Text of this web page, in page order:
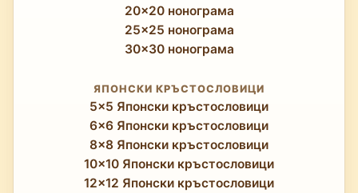
20x20 нонограма
25x25 нонограма
30x30 нонограма
ЯПОНСКИ КРЪСТОСЛОВИЦИ
5x5 Японски кръстословици
6x6 Японски кръстословици
8x8 Японски кръстословици
10x10 Японски кръстословици
12x12 Японски кръстословици